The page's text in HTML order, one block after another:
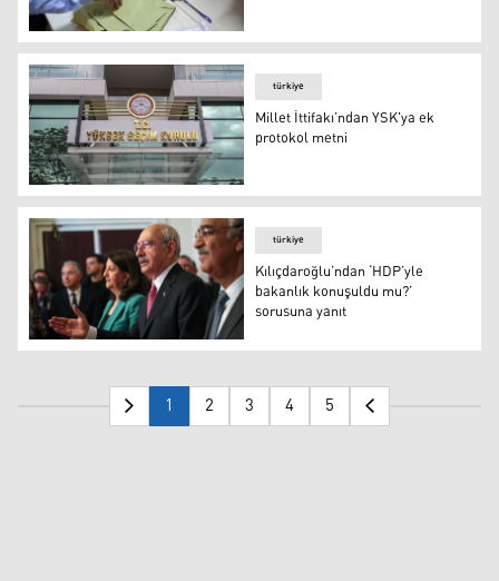
Parti ve ittifakların pusuladaki yerleri belli oldu
YSK
türkiye
Millet İttifakı’ndan YSK'ya ek
protokol metni
Millet İttifakı'nın cumhurbaşkanı adayı Kılıçdaroğlu,
türkiye
Kılıçdaroğlu’ndan ‘HDP’yle
bakanlık konuşuldu mu?’
sorusuna yanıt
1 2 3 4 5